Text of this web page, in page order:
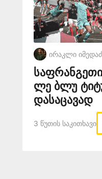
ირაკლი
ლე ბლუ
დასაცავად
3 Წუთის Საკითხავი